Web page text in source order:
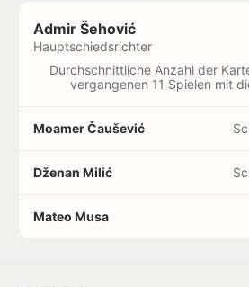
Admir Šehović
Hauptschiedsrichter
Durchschnittliche Anzahl der
vergangenen 11 Spielen mit
Moamer Čaušević
Dženan Milić
Mateo Musa